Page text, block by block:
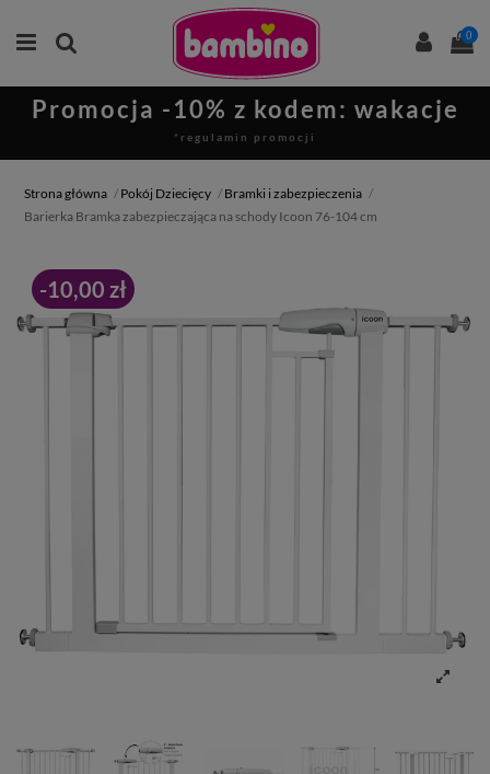
0
Promocja -10% z kodem: wakacje
*regulamin promocji
Strona główna Pokój Dziecięcy
Bramki i zabezpieczenia
Barierka Bramka zabezpieczająca na schody Icoon 76-104 cm
-10,00 zł